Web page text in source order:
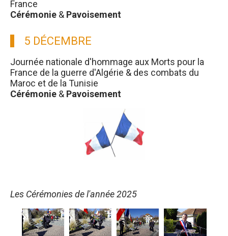
France
Cérémonie & Pavoisement
5 DÉCEMBRE
Journée nationale d'hommage aux Morts pour la
France de la guerre d'Algérie & des combats du
Maroc et de la Tunisie
Cérémonie & Pavoisement
Les Cérémonies de l'année 2025